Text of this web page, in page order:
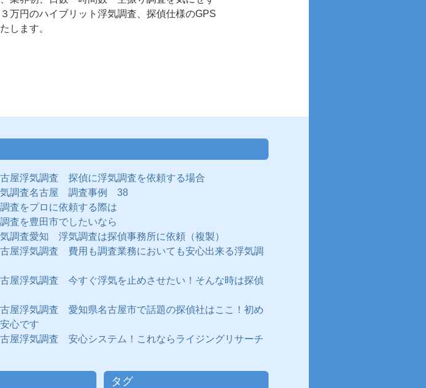
万円のハイブリット浮気調査、探偵仕様のGPS
します。
屋浮気調査 探偵に浮気調査を依頼する場合
調査名古屋 調査事例 38
査をプロに依頼する際は
査を豊田市でしたいなら
調査愛知 浮気調査は探偵事務所に依頼（複製）
屋浮気調査 費用も調査業務においても安心出来る浮気調
屋浮気調査 今すぐ浮気を止めさせたい！そんな時は探偵
屋浮気調査 愛知県名古屋市で話題の探偵社はここ！初め
心です
屋浮気調査 安心システム！これならライジングリサーチ
タグ